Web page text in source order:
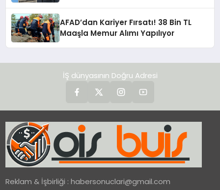
AFAD’dan Kariyer Fırsatı! 38 Bin TL
Maaşla Memur Alımı Yapılıyor
İŞ dünyasının Doğru Adresi
Reklam & İşbirliği :habersonuclari@gmail.com